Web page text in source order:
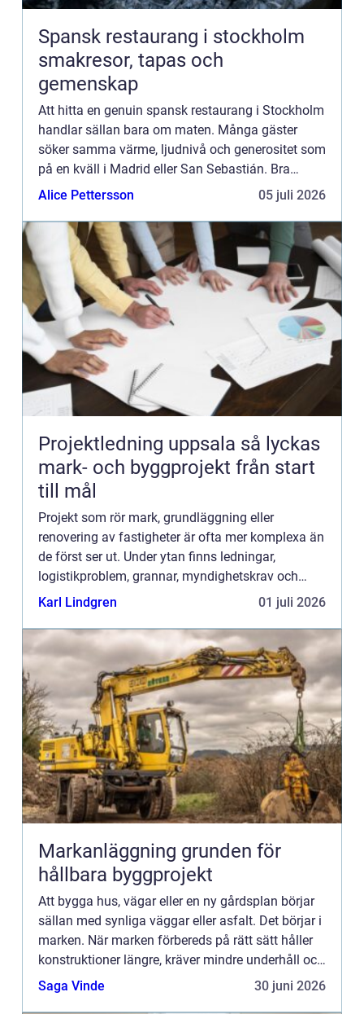
Spansk restaurang i stockholm
smakresor, tapas och
gemenskap
Att hitta en genuin spansk restaurang i Stockholm
handlar sällan bara om maten. Många gäster
söker samma värme, ljudnivå och generositet som
på en kväll i Madrid eller San Sebastián. Bra
krogar lyckas förena medelhavspuls med
Alice Pettersson 05 juli 2026
Projektledning uppsala så lyckas
mark- och byggprojekt från start
till mål
Projekt som rör mark, grundläggning eller
renovering av fastigheter är ofta mer komplexa än
de först ser ut. Under ytan finns ledningar,
logistikproblem, grannar, myndighetskrav och
tajta tidsramar. När allt ska ske samtidigt behövs
Karl Lindgren 01 juli 2026
Markanläggning grunden för
hållbara byggprojekt
Att bygga hus, vägar eller en ny gårdsplan börjar
sällan med synliga väggar eller asfalt. Det börjar i
marken. När marken förbereds på rätt sätt håller
konstruktioner längre, kräver mindre underhåll och
blir tryggare att använda. Där spelar markanläg...
Saga Vinde 30 juni 2026